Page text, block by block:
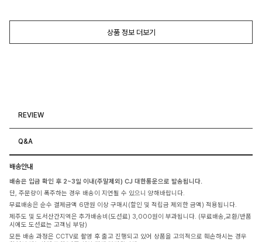
상품 정보 더보기
REVIEW
Q&A
배송안내
배송은 입금 확인 후 2~3일 이내(주말제외) CJ 대한통운으로 발송됩니다.
단, 주문량이 폭주하는 경우 배송이 지연될 수 있으니 양해바랍니다.
무료배송은 순수 결제금액 6만원 이상 구매시(할인 및 적립금 제외한 금액) 적용됩니다.
제주도 및 도서산간지역은 추가배송비(도선료) 3,000원이 부과됩니다. (무료배송,교환/반품
시에도 도선료는 고객님 부담)
모든 배송 과정은 CCTV로 촬영 후 출고 진행되고 있어 상품을 고의적으로 훼손하시는 경우